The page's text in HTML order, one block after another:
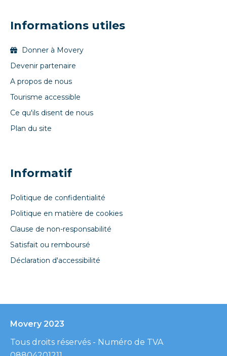
Informations utiles
Donner à Movery
Devenir partenaire
A propos de nous
Tourisme accessible
Ce qu'ils disent de nous
Plan du site
Informatif
Politique de confidentialité
Politique en matière de cookies
Clause de non-responsabilité
Satisfait ou remboursé
Déclaration d'accessibilité
Movery 2023
Tous droits réservés - Numéro de TVA